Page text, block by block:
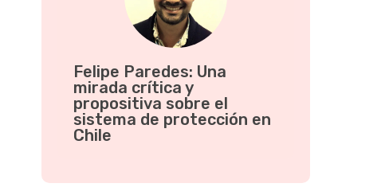
Felipe Paredes: Una
mirada crítica y
propositiva sobre el
sistema de protección en
Chile